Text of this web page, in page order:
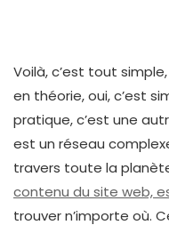
Voilà, c’est tout
en théorie, oui, c’est
pratique, c’est une
est un réseau
travers toute la
contenu du site web,
trouver n’importe où.